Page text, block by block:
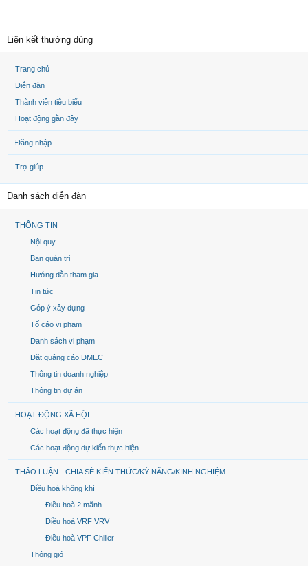
Liên kết thường dùng
Trang chủ
Diễn đàn
Thành viên tiêu biểu
Hoạt động gần đây
Đăng nhập
Trợ giúp
Danh sách diễn đàn
THÔNG TIN
Nội quy
Ban quản trị
Hướng dẫn tham gia
Tin tức
Góp ý xây dựng
Tố cáo vi phạm
Danh sách vi phạm
Đặt quảng cáo DMEC
Thông tin doanh nghiệp
Thông tin dự án
HOẠT ĐỘNG XÃ HỘI
Các hoạt động đã thực hiện
Các hoạt động dự kiến thực hiện
THẢO LUẬN - CHIA SẼ KIẾN THỨC/KỸ NĂNG/KINH NGHIỆM
Điều hoà không khí
Điều hoà 2 mãnh
Điều hoà VRF VRV
Điều hoà VPF Chiller
Thông gió